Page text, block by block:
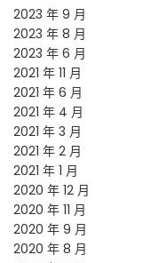
2023 年 9 月
2023 年 8 月
2023 年 6 月
2021 年 11 月
2021 年 6 月
2021 年 4 月
2021 年 3 月
2021 年 2 月
2021 年 1 月
2020 年 12 月
2020 年 11 月
2020 年 9 月
2020 年 8 月